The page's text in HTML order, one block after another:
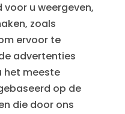
voor u weergeven,
zoals
ervoor te
advertenties
het meeste
op de
die door ons